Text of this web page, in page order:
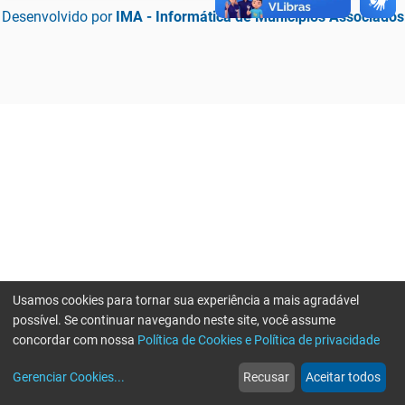
Desenvolvido por IMA - Informática de Municípios Associados
web
Notícias
more_horiz
Mais
Usamos cookies para tornar sua experiência a mais agradável
possível. Se continuar navegando neste site, você assume
concordar com nossa Política de Cookies e Política de privacidade
Gerenciar Cookies... Recusar Aceitar todos
Erro ao enviar informações, por favor tente novamente